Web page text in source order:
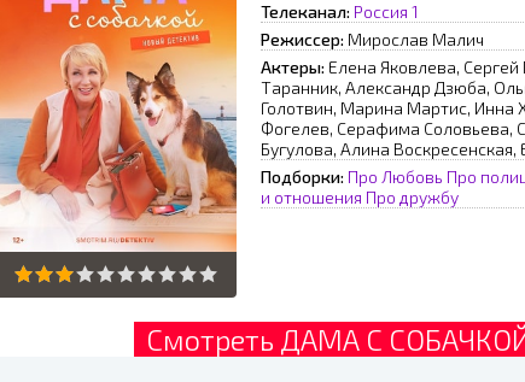
Телеканал: Россия 1
Режиссер: Mиpocлaв Maлич
Актеры: Елена Яковлева,
Таранник, Александр Дзюба,
Голотвин, Марина Мартис, Инна
Фогелев, Серафима Соловьева,
Бугулова, Алина
Подборки: Про Любовь Про
и отношения Про дружбу
Смотреть ДАМА С